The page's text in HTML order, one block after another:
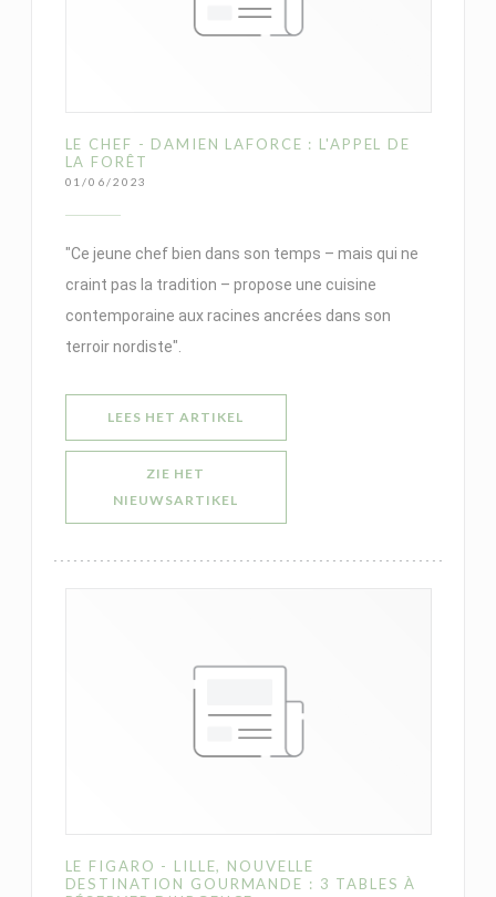
LE CHEF - DAMIEN LAFORCE : L'APPEL DE
LA FORÊT
01/06/2023
"Ce jeune chef bien dans son temps – mais qui ne
craint pas la tradition – propose une cuisine
contemporaine aux racines ancrées dans son
terroir nordiste".
LEES HET ARTIKEL
ZIE HET
NIEUWSARTIKEL
LE FIGARO - LILLE, NOUVELLE
DESTINATION GOURMANDE : 3 TABLES À